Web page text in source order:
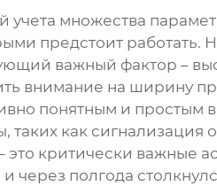
множества
предстоит работать.
важный фактор –
внимание на ширину
понятным и простым
таких как
критически важные
и через полгода